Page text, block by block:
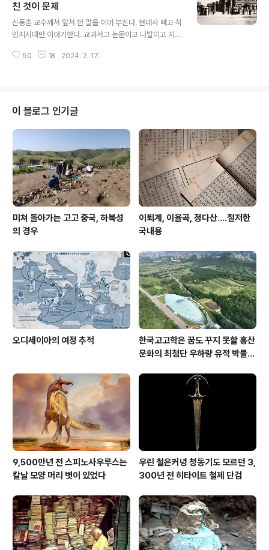
가 진행하는 ...www.yna.co.kr 예상한 대로다. 단순 치기
라고 보기엔 책임져야 할 일이 너무 많았으니 무엇보다 금
전 손실 또한 막대하다. 혹자야 아직 어리니, 외국에서 오래
웃기는 소리 하지 ..
친 것이 문제
신동훈 교수께서 앞서 한 말을 이어 부친다. 현대사 빼고 식
민지시대만 이야기한다. 교과서고 논문이고 나발이고 지금
원회니 뭐니 하는 관변 기관들이 무수한 역사 서비스를 하
나 그렇게 매질만 당하고 총칼에 찔리고 쏘이고서도 이렇
게 한민족이 살아남았는지 알 수가 없다. 저네들이 주장하
는 대로라면 한민족은 10년이 되지 않아 이 지구상에서 멸
종했어야 하는 까닭이다. 식민통치를 무슨 총칼로 하니 이
썩을 놈들아. 맨 총칼로 찔러대고 쏘아대면서 어찌 통치를
한단 말인가? 내가 궁금한 것은 조선 ..
50 18 2024. 2. 17.
이 블로그 인기글
미쳐 돌아가는 고고 중국, 하북성
의 경우
이퇴계, 이율곡, 정다산....철저한
국내용
오디세이아의 여정 추적
한국고고학은 꿈도 꾸지 못할 홍산
문화의 최첨단 우하량 유적 박물관
9,500만년 전 스피노사우루스는
칼날 모양 머리 볏이 있었다
우린 철은커녕 청동기도 모르던 3,
300년 전 히타이트 철제 단검